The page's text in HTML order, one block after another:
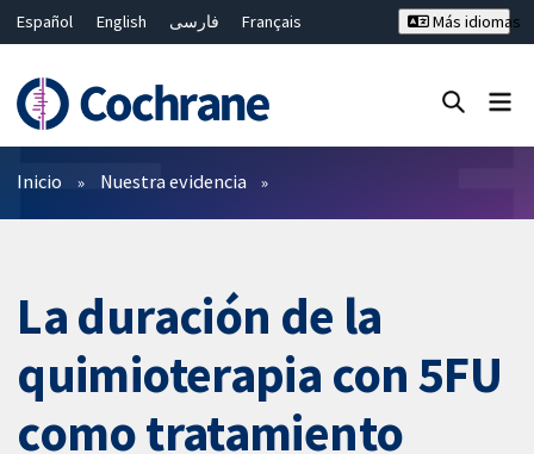
Español English فارسی
Français
Bahasa Malaysia
ไทย 繁體中文
Más idiomas
Filtros
Inicio Nuestra evidencia
La duración de la
quimioterapia con 5FU
como tratamiento